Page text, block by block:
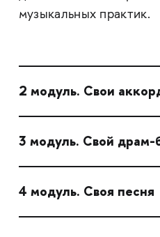
музыкальных практик.
2 модуль. Свои
3 модуль. Свой драм-
4 модуль. Своя песня